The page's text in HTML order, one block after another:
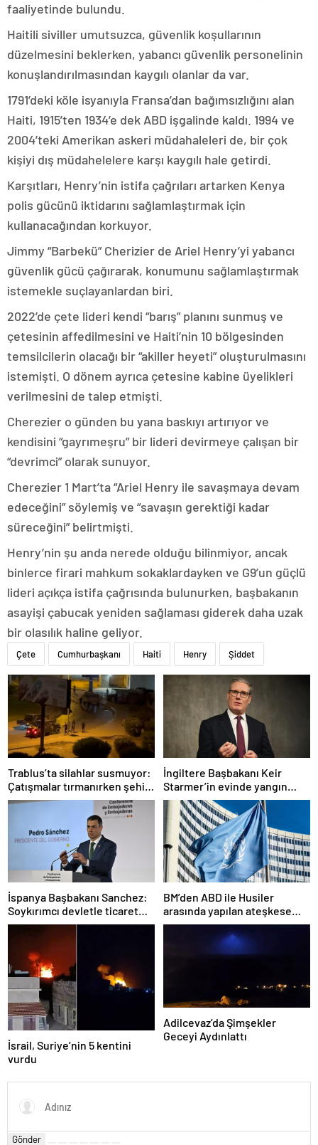
faaliyetinde bulundu.
Haitili siviller umutsuzca, güvenlik koşullarının
düzelmesini beklerken, yabancı güvenlik personelinin
konuşlandırılmasından kaygılı olanlar da var.
1791’deki köle isyanıyla Fransa’dan bağımsızlığını alan
Haiti, 1915’ten 1934’e dek ABD işgalinde kaldı. 1994 ve
2004’teki Amerikan askeri müdahaleleri de, bir çok
kişiyi dış müdahelelere karşı kaygılı hale getirdi.
Karşıtları, Henry’nin istifa çağrıları artarken Kenya
polis gücünü iktidarını sağlamlaştırmak için
kullanacağından korkuyor.
Jimmy “Barbekü” Cherizier de Ariel Henry’yi yabancı
güvenlik gücü çağırarak, konumunu sağlamlaştırmak
istemekle suçlayanlardan biri.
2022’de çete lideri kendi “barış” planını sunmuş ve
çetesinin affedilmesini ve Haiti’nin 10 bölgesinden
temsilcilerin olacağı bir “akiller heyeti” oluşturulmasını
istemişti. O dönem ayrıca çetesine kabine üyelikleri
verilmesini de talep etmişti.
Cherezier o günden bu yana baskıyı artırıyor ve
kendisini “gayrımeşru” bir lideri devirmeye çalışan bir
“devrimci” olarak sunuyor.
Cherezier 1 Mart’ta “Ariel Henry ile savaşmaya devam
edeceğini” söylemiş ve “savaşın gerektiği kadar
süreceğini” belirtmişti.
Henry’nin şu anda nerede olduğu bilinmiyor, ancak
binlerce firari mahkum sokaklardayken ve G9’un güçlü
lideri açıkça istifa çağrısında bulunurken, başbakanın
asayişi çabucak yeniden sağlaması giderek daha uzak
bir olasılık haline geliyor.
Çete Cumhurbaşkanı Haiti Henry Şiddet
Trablus’ta silahlar susmuyor:
Çatışmalar tırmanırken şehir
alarmda
İngiltere Başbakanı Keir
Starmer’in evinde yangın
çıktı
İspanya Başbakanı Sanchez:
Soykırımcı devletle ticaret
yapmayız
BM’den ABD ile Husiler
arasında yapılan ateşkese
ilişkin değerlendirme
İsrail, Suriye’nin 5 kentini
vurdu
Adilcevaz’da Şimşekler
Geceyi Aydınlattı
Gönder